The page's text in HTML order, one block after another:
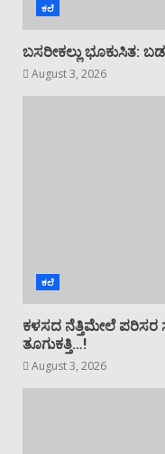
ಕಲೆ
ಬಸರೀಕಲ್ಲು ಭೂಕುಸಿತ:
August 3, 2026
ಕಲೆ
ಕಳಸದ ನೆತ್ತಿಮೇಲೆ ಪರಿಸರ
ತೂಗುಕತ್ತಿ…!
August 3, 2026